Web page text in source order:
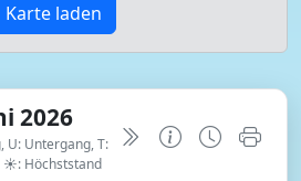
Karte laden
2026
U: Untergang, T:
☀: Höchststand